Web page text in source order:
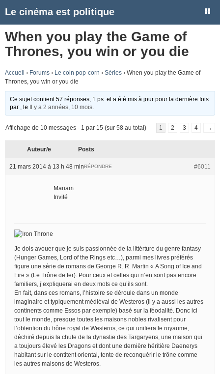
Le cinéma est politique
When you play the Game of
Thrones, you win or you die
Accueil › Forums › Le coin pop-corn › Séries › When you play the Game of
Thrones, you win or you die
Ce sujet contient 57 réponses, 1 ps. et a été mis à jour pour la dernière fois
par
, le Il y a 2 années, 10 mois
Affichage de 10 messages - 1 par 15 (sur 58 au total) 1 2 3 4 →
Auteur/e Posts
21 mars 2014 à 13 h 48 min #6011
RÉPONDRE
Mariam
Invité
Je dois avouer que je suis passionnée de la littérture du genre fantasy
(Hunger Games, Lord of the Rings etc…), parmi mes livres préférés
figure une série de romans de George R. R. Martin « A Song of Ice and
Fire » (Le Trône de fer). Pour ceux et celles qui n’en sont pas encore
familiers, j’expliquerai en deux mots ce qu’ils sont.
En fait, dans ces romans, l’histoire se déroule dans un monde
imaginaire et typiquement médiéval de Westeros (il y a aussi les autres
continents comme Essos par exemple) basé sur la féodalité. Donc ici
tout le monde, presque toutes les maisons nobles rivalisent pour
l’obtention du trône royal de Westeros, ce qui unifiera le royaume,
déchiré depuis la chute de la dynastie des Targaryens, une maison qui
a toujours élevé les Dragons et dont une dernière héritière Daenerys
habitant sur le contitent oriental, tente de reconquérir le trône comme
les autres maisons de Westeros.